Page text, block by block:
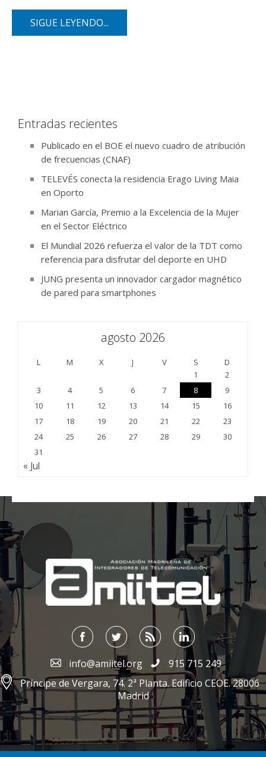
SIGUE LEYENDO...
Entradas recientes
Publicado en el BOE el nuevo cuadro de atribución
de frecuencias (CNAF)
TELEVÉS conecta la residencia Erago Living Maia
en Oporto
Marian García, Premio a la Excelencia de la Mujer
en el Sector Eléctrico
El Mundial 2026 refuerza el valor de la TDT como
referencia para disfrutar del deporte en UHD
JUNG presenta un innovador cargador magnético
de pared para smartphones
agosto 2026
L M X J V S
D
1
2
3
4 5 6 7 8
9
10
11 12 13 14 15
16
17
18 19 20 21 22
23
24
25 26 27 28 29
30
31
« Jul
;
info@amiitel.org
915 715 249
Príncipe de Vergara, 74. 2ª Planta. Edificio CEOE. 28006
Madrid